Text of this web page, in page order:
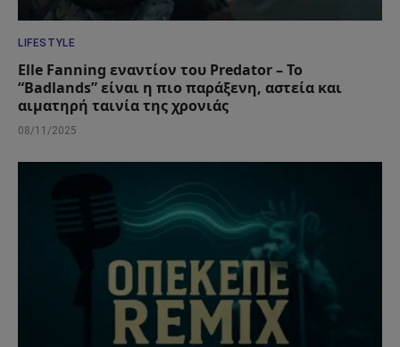
LIFESTYLE
Elle Fanning εναντίον του Predator – Το
“Badlands” είναι η πιο παράξενη, αστεία και
αιματηρή ταινία της χρονιάς
08/11/2025